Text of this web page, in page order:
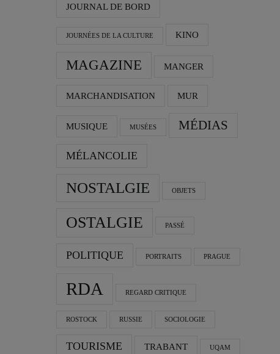
JOURNAL DE BORD
JOURNÉES DE LA CULTURE KINO
MAGAZINE MANGER
MARCHANDISATION MUR
MUSIQUE MUSÉES MÉDIAS
MÉLANCOLIE
NOSTALGIE OBJETS
OSTALGIE PASSÉ
POLITIQUE PORTRAITS PRAGUE
RDA REGARD CRITIQUE
ROSTOCK RUSSIE SOCIOLOGIE
TOURISME TRABANT UQAM